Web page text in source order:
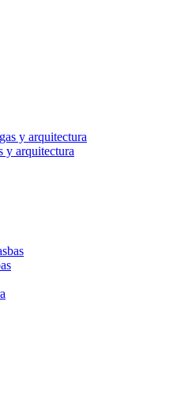
y arquitectura